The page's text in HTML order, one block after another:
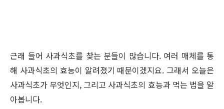
근래 들어 사과식초를 찾는 분들이 많습니다. 여러 매체를 통
해 사과식초의 효능이 알려졌기 때문이겠지요. 그래서 오늘은
사과식초가 무엇인지, 그리고 사과식초의 효능과 먹는 법을 알
아봅니다.